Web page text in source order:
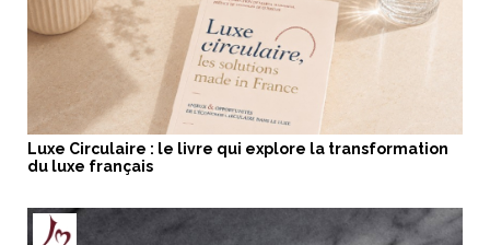
Luxe Circulaire : le livre qui explore la transformation
du luxe français